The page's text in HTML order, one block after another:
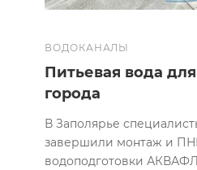
ВОДОКАНАЛЫ
Питьевая вода
города
В Заполярье
завершили монтаж и
водоподготовки